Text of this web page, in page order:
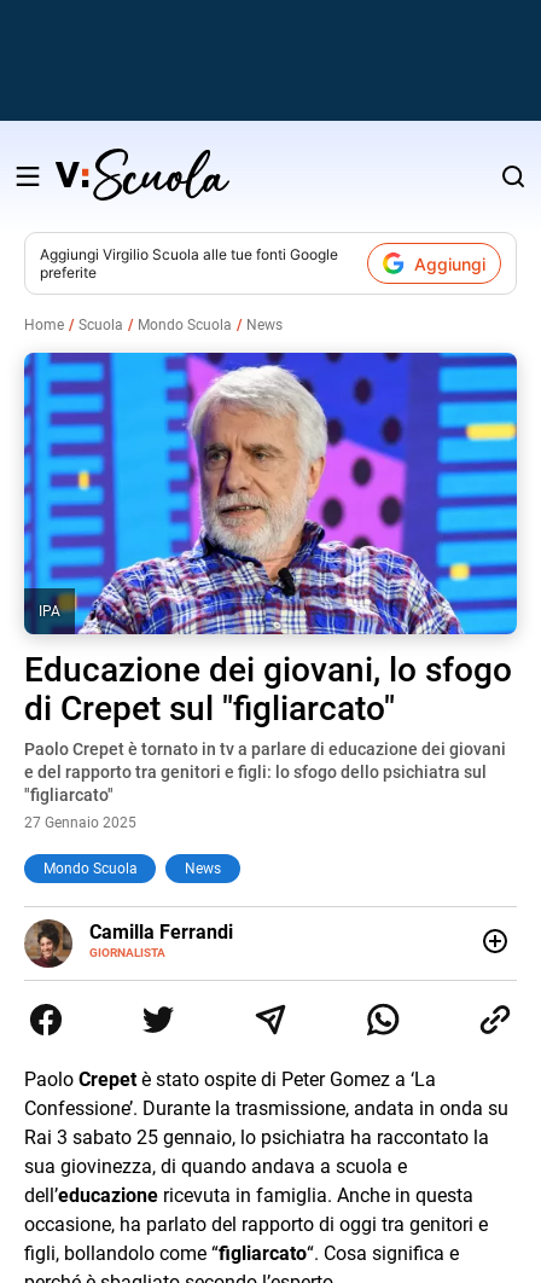
Salta
contenuto
Aggiungi Virgilio Scuola alle tue fonti Google
preferite
Aggiungi
Home Scuola Mondo Scuola News
IPA
Educazione dei giovani, lo sfogo
di Crepet sul "figliarcato"
Paolo Crepet è tornato in tv a parlare di educazione dei giovani
e del rapporto tra genitori e figli: lo sfogo dello psichiatra sul
"figliarcato"
27 Gennaio 2025
Mondo Scuola News
Camilla Ferrandi
GIORNALISTA
E-
MAIL
LINKEDIN
di trasformare la passione per la scrittura in un lavoro, e
da lì non mi sono più fermata. L’attualità è il mio pane
mente.
Paolo Crepetè stato ospite di Peter Gomez a ‘La
Confessione’. Durante la trasmissione, andata in onda su
Rai 3 sabato 25 gennaio, lo psichiatra ha raccontato la
sua giovinezza, di quando andava a scuola e
dell’educazione ricevuta in famiglia. Anche in questa
occasione, ha parlato del rapporto di oggi tra genitori e
figli, bollandolo come “figliarcato“. Cosa significa e